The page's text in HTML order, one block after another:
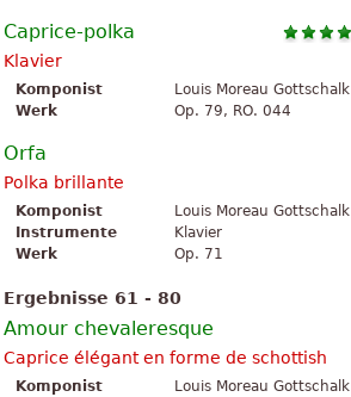
Caprice-polka
Klavier
Komponist
Louis Moreau Gottschalk
Werk
Op. 79, RO. 044
Orfa
Polka brillante
Komponist
Louis Moreau Gottschalk
Instrumente
Klavier
Werk
Op. 71
Ergebnisse 61 - 80
Amour chevaleresque
Caprice élégant en forme de schottish
Komponist
Louis Moreau Gottschalk